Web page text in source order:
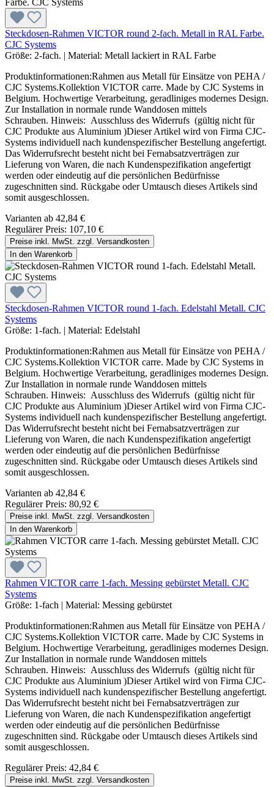
Steckdosen-Rahmen VICTOR round 2-fach. Metall in RAL Farbe.
CJC Systems
Größe: 2-fach. | Material: Metall lackiert in RAL Farbe
Produktinformationen:Rahmen aus Metall für Einsätze von PEHA /
CJC Systems.Kollektion VICTOR carre. Made by CJC Systems in
Belgium. Hochwertige Verarbeitung, geradliniges modernes Design.
Zur Installation in normale runde Wanddosen mittels
Schrauben. Hinweis: Ausschluss des Widerrufs (gültig nicht für
CJC Produkte aus Aluminium )Dieser Artikel wird von Firma CJC-
Systems individuell nach kundenspezifischer Bestellung angefertigt.
Das Widerrufsrecht besteht nicht bei Fernabsatzverträgen zur
Lieferung von Waren, die nach Kundenspezifikation angefertigt
werden oder eindeutig auf die persönlichen Bedürfnisse
zugeschnitten sind. Rückgabe oder Umtausch dieses Artikels sind
somit ausgeschlossen.
Varianten ab 42,84 €
Regulärer Preis: 107,10 €
Preise inkl. MwSt. zzgl. Versandkosten
In den Warenkorb
Steckdosen-Rahmen VICTOR round 1-fach. Edelstahl Metall. CJC
Systems
Größe: 1-fach. | Material: Edelstahl
Produktinformationen:Rahmen aus Metall für Einsätze von PEHA /
CJC Systems.Kollektion VICTOR carre. Made by CJC Systems in
Belgium. Hochwertige Verarbeitung, geradliniges modernes Design.
Zur Installation in normale runde Wanddosen mittels
Schrauben. Hinweis: Ausschluss des Widerrufs (gültig nicht für
CJC Produkte aus Aluminium )Dieser Artikel wird von Firma CJC-
Systems individuell nach kundenspezifischer Bestellung angefertigt.
Das Widerrufsrecht besteht nicht bei Fernabsatzverträgen zur
Lieferung von Waren, die nach Kundenspezifikation angefertigt
werden oder eindeutig auf die persönlichen Bedürfnisse
zugeschnitten sind. Rückgabe oder Umtausch dieses Artikels sind
somit ausgeschlossen.
Varianten ab 42,84 €
Regulärer Preis: 80,92 €
Preise inkl. MwSt. zzgl. Versandkosten
In den Warenkorb
Rahmen VICTOR carre 1-fach. Messing gebürstet Metall. CJC
Systems
Größe: 1-fach | Material: Messing gebürstet
Produktinformationen:Rahmen aus Metall für Einsätze von PEHA /
CJC Systems.Kollektion VICTOR carre. Made by CJC Systems in
Belgium. Hochwertige Verarbeitung, geradliniges modernes Design.
Zur Installation in normale runde Wanddosen mittels
Schrauben. Hinweis: Ausschluss des Widerrufs (gültig nicht für
CJC Produkte aus Aluminium )Dieser Artikel wird von Firma CJC-
Systems individuell nach kundenspezifischer Bestellung angefertigt.
Das Widerrufsrecht besteht nicht bei Fernabsatzverträgen zur
Lieferung von Waren, die nach Kundenspezifikation angefertigt
werden oder eindeutig auf die persönlichen Bedürfnisse
zugeschnitten sind. Rückgabe oder Umtausch dieses Artikels sind
somit ausgeschlossen.
Regulärer Preis: 42,84 €
Preise inkl. MwSt. zzgl. Versandkosten